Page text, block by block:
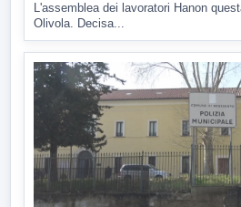
L'assemblea dei lavoratori Hanon
Olivola. Decisa...